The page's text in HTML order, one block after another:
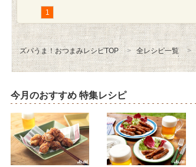
1
ズバうま！おつまみレシピTOP 全レシピ一覧
今月のおすすめ 特集レシピ